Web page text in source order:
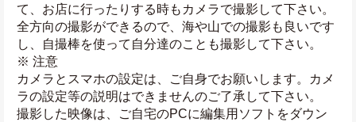
て、お店に行ったりする時もカメラで撮影して下さい。
全方向の撮影ができるので、海や山での撮影も良いです
し、自撮棒を使って自分達のことも撮影して下さい。
※ 注意
カメラとスマホの設定は、ご自身でお願いします。カメ
ラの設定等の説明はできませんのご了承して下さい。
撮影した映像は、ご自宅のPCに編集用ソフトをダウン